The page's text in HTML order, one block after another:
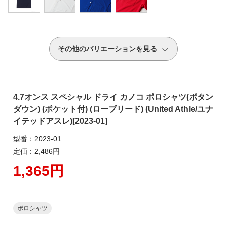
その他のバリエーションを見る
4.7オンス スペシャル ドライ カノコ ポロシャツ(ボタン
ダウン) (ポケット付) (ローブリード) (United Athle/ユナ
イテッドアスレ)[2023-01]
型番：2023-01
定価：2,486円
1,365円
ポロシャツ